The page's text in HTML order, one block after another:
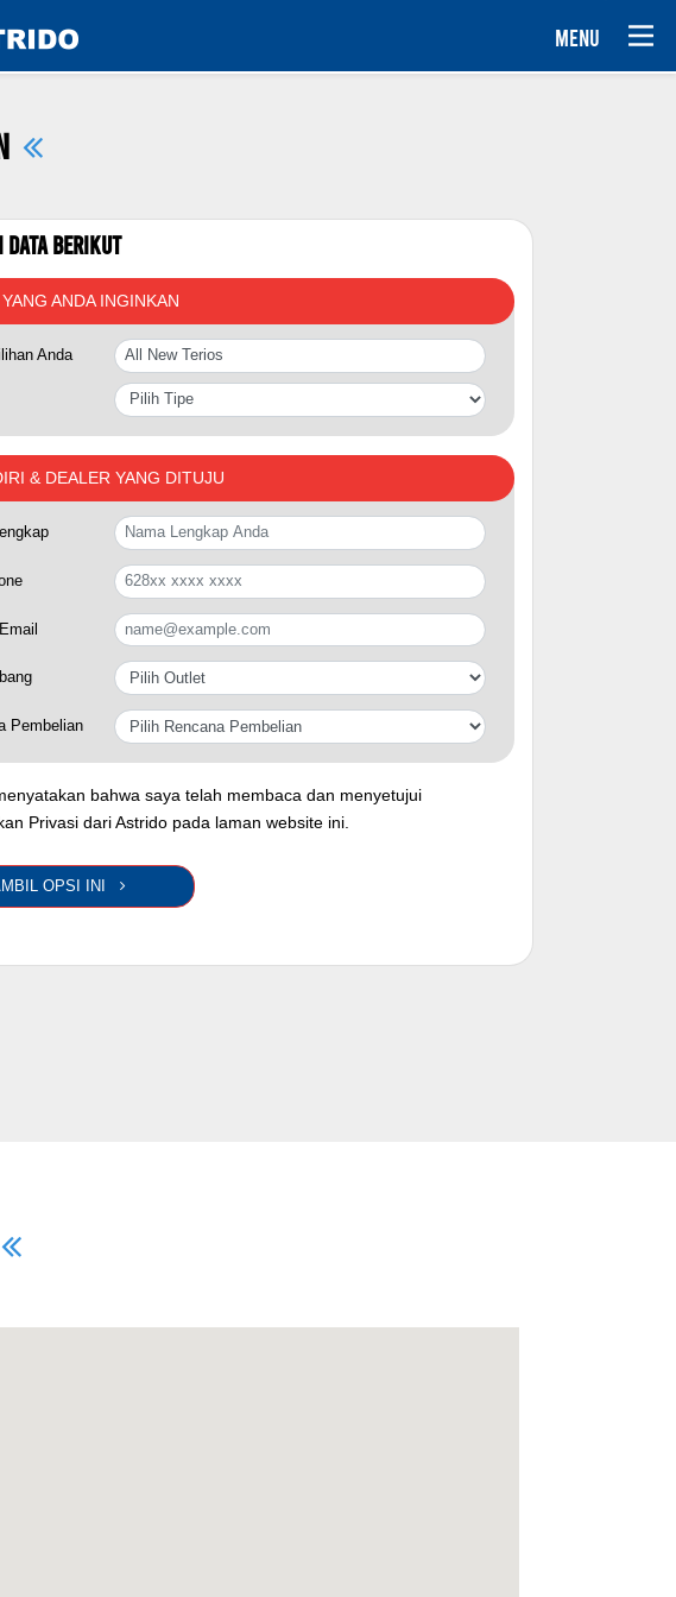
MENU
Data Berikut
ANDA INGINKAN
Anda
& DEALER YANG DITUJU
Pembelian
bahwa saya telah membaca dan menyetujui
Privasi dari Astrido pada laman website ini.
OPSI INI